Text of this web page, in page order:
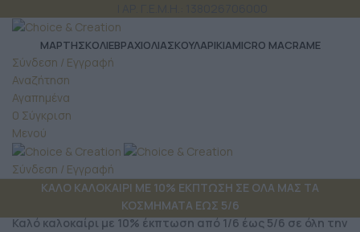
ΜΆΡΤΗΣΚΟΛΙΕΒΡΑΧΙΟΛΙΑΣΚΟΥΛΑΡΙΚΙΑMICRO MACRAME
Σύνδεση / Εγγραφή
Αναζήτηση
Αγαπημένα
0 Σύγκριση
Μενού
Σύνδεση / Εγγραφή
ΚΑΛΟ ΚΑΛΟΚΑΙΡΙ ΜΕ 10% ΕΚΠΤΩΣΗ ΣΕ ΟΛΑ ΜΑΣ ΤΑ
ΚΟΣΜΗΜΑΤΑ ΕΩΣ 5/6
Καλό καλοκαίρι με 10% έκπτωση από 1/6 έως 5/6 σε όλη την